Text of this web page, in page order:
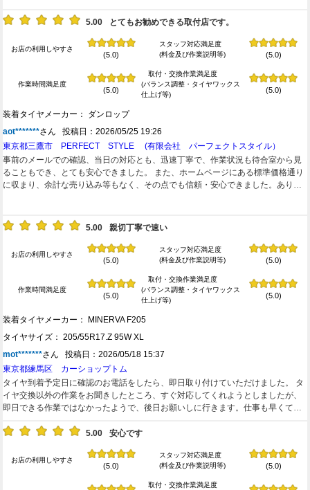
5.00 とてもお勧めできる取付店です。
お店の利用しやすさ
(5.0)
スタッフ対応満足度
(料金及び作業説明等)
(5.0)
作業時間満足度
(5.0)
取付・交換作業満足度
(バランス調整・タイヤワックス
仕上げ等)
(5.0)
装着タイヤメーカー： ダンロップ
aot*******さん 投稿日：2026/05/25 19:26
東京都三鷹市 PERFECT STYLE (有限会社 パーフェクトスタイル）
事前のメールでの確認、当日の対応とも、迅速丁寧で、作業状況も待合室から見
ることもでき、とても安心できました。 また、ホームページにある標準価格通り
に収まり、余計な売り込み等もなく、その点でも信頼・安心できました。ありが
5.00
親切丁寧で速い
お店の利用しやすさ
(5.0)
スタッフ対応満足度
(料金及び作業説明等)
(5.0)
作業時間満足度
(5.0)
取付・交換作業満足度
(バランス調整・タイヤワックス
仕上げ等)
(5.0)
装着タイヤメーカー： MINERVA F205
タイヤサイズ： 205/55R17.Z 95W XL
mot*******さん 投稿日：2026/05/18 15:37
東京都練馬区 カーショップトム
タイヤ到着予定日に確認のお電話をしたら、即日取り付けていただけました。 タ
イヤ交換以外の作業をお聞きしたところ、すぐ対応してくれようとしましたが、
即日できる作業ではなかったようで、後日お願いしに行きます。仕事も早くて完
5.00
安心です
お店の利用しやすさ
(5.0)
スタッフ対応満足度
(料金及び作業説明等)
(5.0)
取付・交換作業満足度